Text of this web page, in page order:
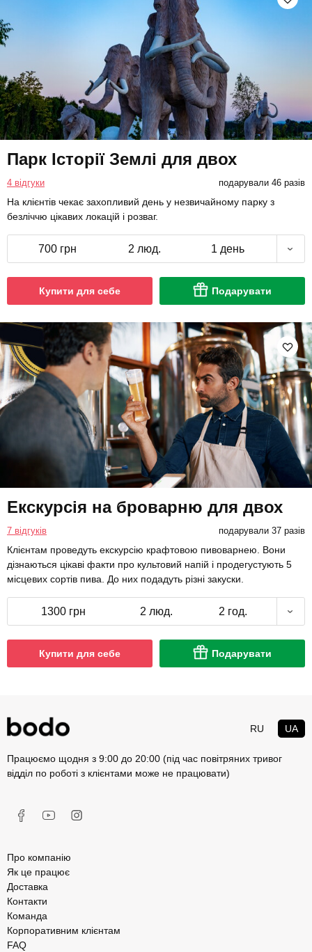
Парк Історії Землі для двох
4 відгуки подарували 46 разів
На клієнтів чекає захопливий день у незвичайному парку з
безліччю цікавих локацій і розваг.
700 грн 2 люд. 1 день
Купити для себе Подарувати
Екскурсія на броварню для двох
7 відгуків подарували 37 разів
Клієнтам проведуть екскурсію крафтовою пивоварнею. Вони
дізнаються цікаві факти про культовий напій і продегустують 5
місцевих сортів пива. До них подадуть різні закуски.
1300 грн 2 люд. 2 год.
Купити для себе Подарувати
RU UA
Працюємо щодня з 9:00 до 20:00 (під час повітряних тривог
відділ по роботі з клієнтами може не працювати)
Про компанію
Як це працює
Доставка
Контакти
Команда
Корпоративним клієнтам
FAQ